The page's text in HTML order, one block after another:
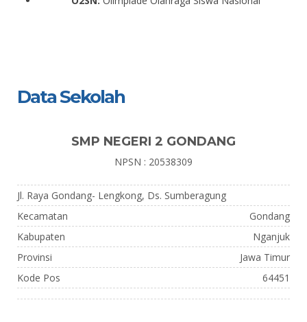
Data Sekolah
SMP NEGERI 2 GONDANG
NPSN : 20538309
Jl. Raya Gondang- Lengkong, Ds. Sumberagung
Kecamatan
Gondang
Kabupaten
Nganjuk
Provinsi
Jawa Timur
Kode Pos
64451